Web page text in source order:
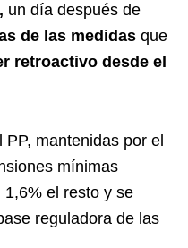
, un día después de
de las medidas que
retroactivo desde el
mantenidas por el
mínimas
el resto y se
reguladora de las